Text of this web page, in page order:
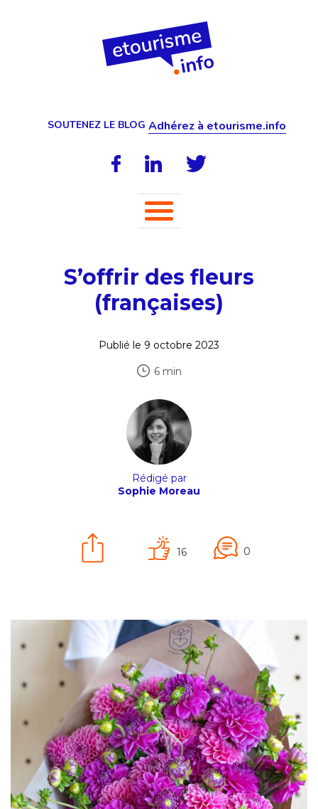
SOUTENEZ LE BLOG Adhérez à etourisme.info
S’offrir des fleurs
(françaises)
Publié le 9 octobre 2023
6 min
Rédigé par
Sophie Moreau
16 0